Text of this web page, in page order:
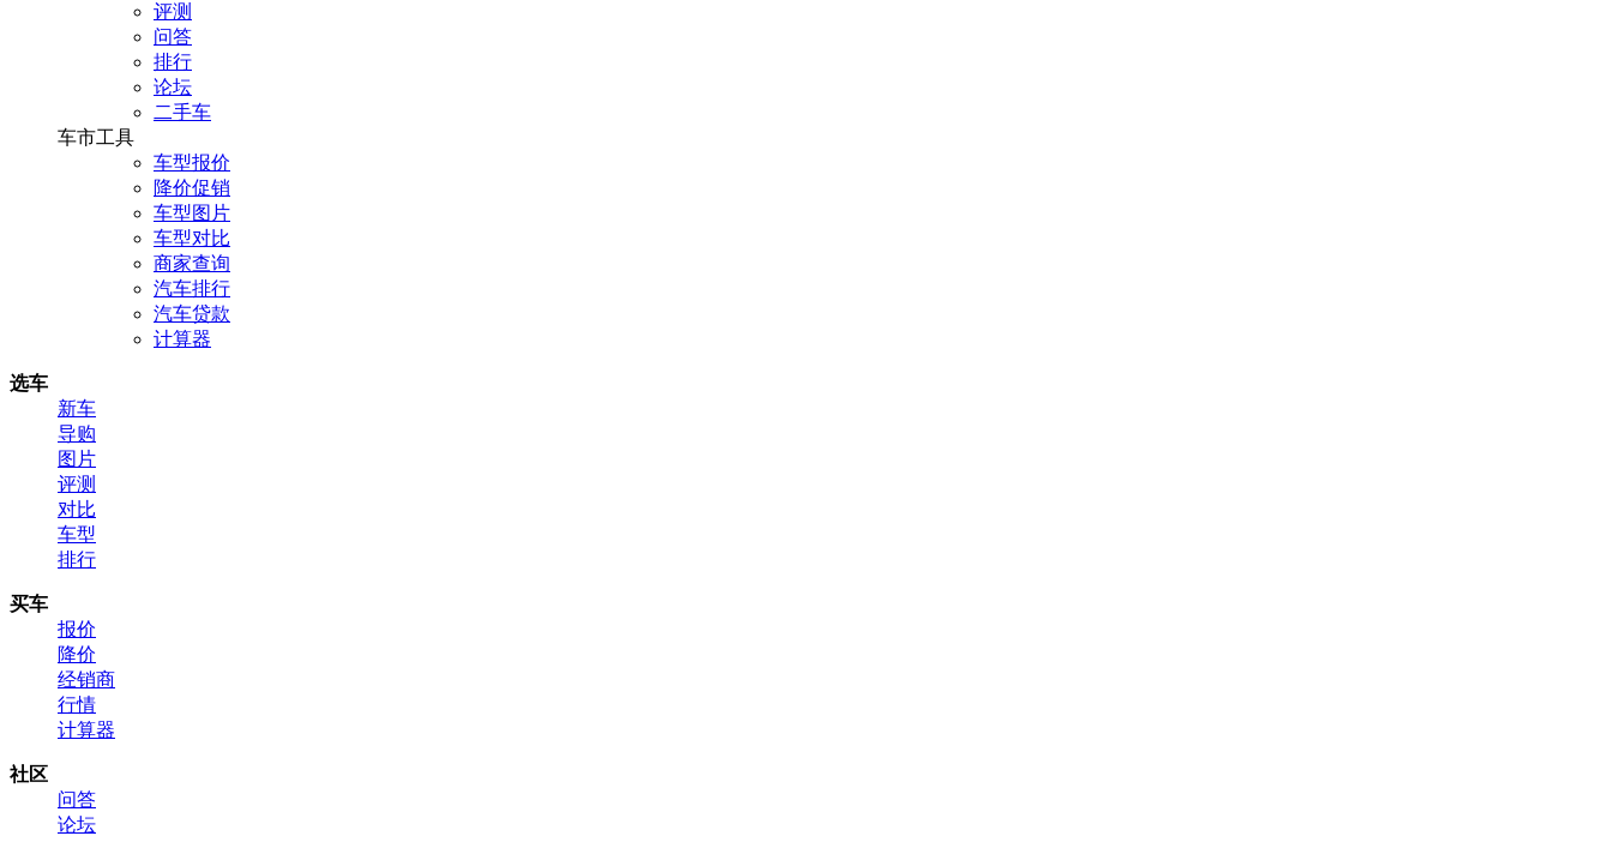
评测
问答
排行
论坛
二手车
车市工具
车型报价
降价促销
车型图片
车型对比
商家查询
汽车排行
汽车贷款
计算器
选车
新车
导购
图片
评测
对比
车型
排行
买车
报价
降价
经销商
行情
计算器
社区
问答
论坛